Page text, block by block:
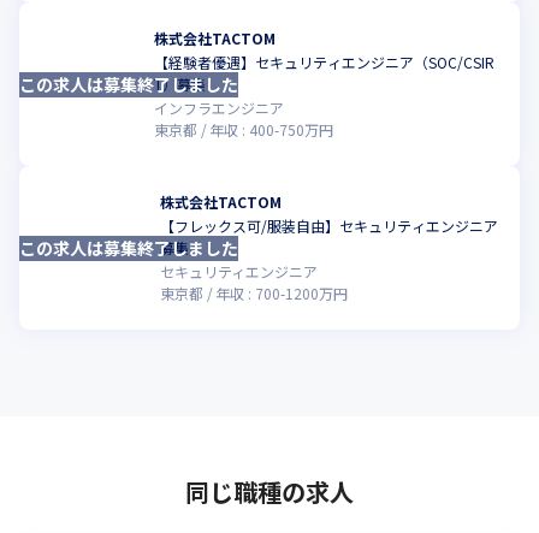
株式会社TACTOM
【経験者優遇】セキュリティエンジニア（SOC/CSIR
T）募集
インフラエンジニア
東京都
年収 : 400-750万円
この求人は募集終了しました
株式会社TACTOM
【フレックス可/服装自由】セキュリティエンジニア
募集
セキュリティエンジニア
東京都
年収 : 700-1200万円
この求人は募集終了しました
同じ職種の求人